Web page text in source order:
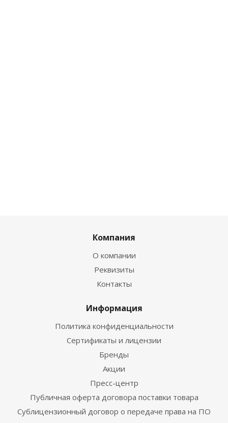
Компания
О компании
Реквизиты
Контакты
Информация
Политика конфиденциальности
Сертификаты и лицензии
Бренды
Акции
Пресс-центр
Публичная оферта договора поставки товара
Сублицензионный договор о передаче права на ПО